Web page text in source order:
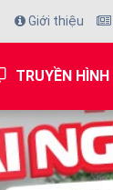
Giới thiệu
TRUYỀN HÌNH